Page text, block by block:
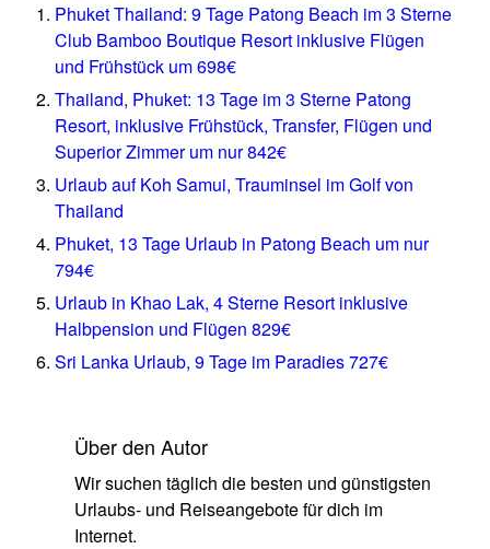
Phuket Thailand: 9 Tage Patong Beach im 3 Sterne
Club Bamboo Boutique Resort inklusive Flügen
und Frühstück um 698€
Thailand, Phuket: 13 Tage im 3 Sterne Patong
Resort, inklusive Frühstück, Transfer, Flügen und
Superior Zimmer um nur 842€
Urlaub auf Koh Samui, Trauminsel im Golf von
Thailand
Phuket, 13 Tage Urlaub in Patong Beach um nur
794€
Urlaub in Khao Lak, 4 Sterne Resort inklusive
Halbpension und Flügen 829€
Sri Lanka Urlaub, 9 Tage im Paradies 727€
Über den Autor
Wir suchen täglich die besten und günstigsten
Urlaubs- und Reiseangebote für dich im
Internet.